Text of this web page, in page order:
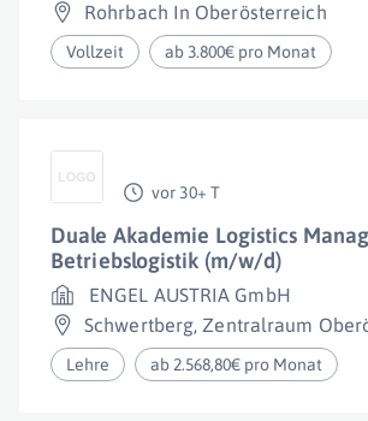
Rohrbach In Oberösterreich
Vollzeit ab 3.800€ pro Monat
vor 30+ T
Duale Akademie Logistics
Betriebslogistik (m/w/d)
ENGEL AUSTRIA GmbH
Schwertberg, Zentralraum
Lehre ab 2.568,80€ pro Monat